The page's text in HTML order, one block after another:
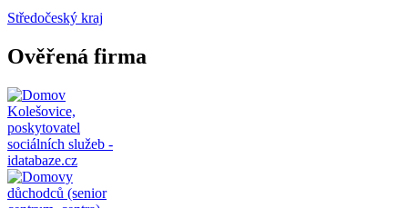
Středočeský kraj
Ověřená firma